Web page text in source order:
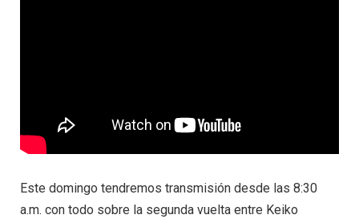
Este domingo tendremos transmisión desde las 8:30
a.m. con todo sobre la segunda vuelta entre Keiko